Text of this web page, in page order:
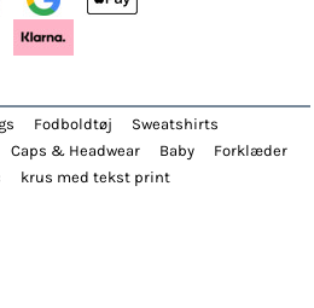
Fodboldtøj
Sweatshirts
Caps & Headwear Baby
Forklæder
krus med tekst print